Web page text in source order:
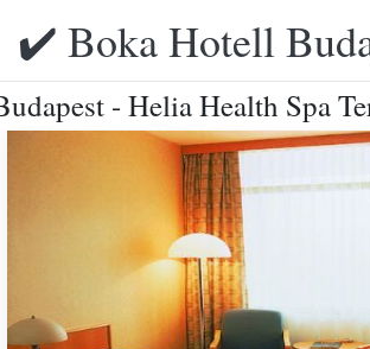
✔️ Boka Hotell
- Helia Health Spa